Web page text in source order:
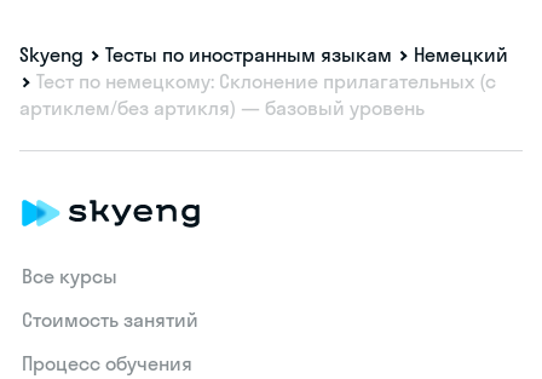
Skyeng Тесты по иностранным языкам
Немецкий
Тест по немецкому: Склонение прилагательных (с
артиклем/без артикля) — базовый уровень
Все курсы
Стоимость занятий
Процесс обучения